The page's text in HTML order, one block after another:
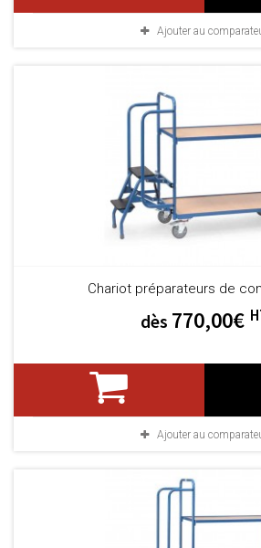
Ajouter au
Chariot préparateurs de
dès 770,00€
Ajouter au